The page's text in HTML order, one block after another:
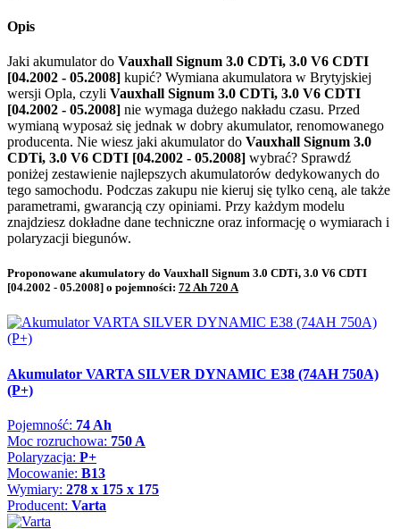
Opis
Jaki akumulator do Vauxhall Signum 3.0 CDTi, 3.0 V6 CDTI
[04.2002 - 05.2008] kupić? Wymiana akumulatora w Brytyjskiej
wersji Opla, czyli Vauxhall Signum 3.0 CDTi, 3.0 V6 CDTI
[04.2002 - 05.2008] nie wymaga dużego nakładu czasu. Przed
wymianą wyposaż się jednak w dobry akumulator, renomowanego
producenta. Nie wiesz jaki akumulator do Vauxhall Signum 3.0
CDTi, 3.0 V6 CDTI [04.2002 - 05.2008] wybrać? Sprawdź
poniżej zestawienie najlepszych akumulatorów dedykowanych do
tego samochodu. Podczas zakupu nie kieruj się tylko ceną, ale także
parametrami, gwarancją czy opiniami. Przy każdym modelu
znajdziesz dokładne dane techniczne oraz informację o wymiarach i
polaryzacji biegunów.
Proponowane akumulatory do Vauxhall Signum 3.0 CDTi, 3.0 V6 CDTI
[04.2002 - 05.2008] o pojemności: 72 Ah 720 A
Akumulator VARTA SILVER DYNAMIC E38 (74AH 750A)
(P+)
Pojemność: 74 Ah
Moc rozruchowa: 750 A
Polaryzacja: P+
Mocowanie: B13
Wymiary: 278 x 175 x 175
Producent: Varta